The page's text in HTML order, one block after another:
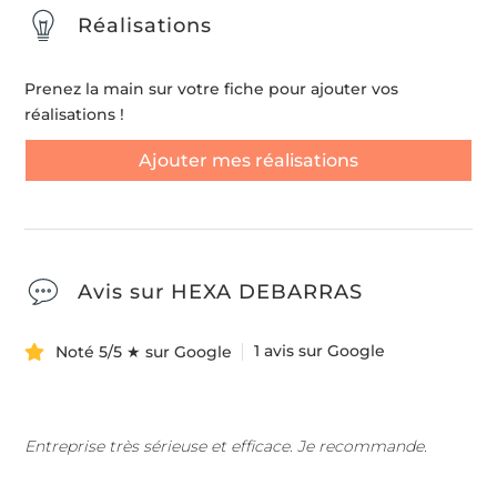
Réalisations
Prenez la main sur votre fiche pour ajouter vos
réalisations !
Ajouter mes réalisations
Avis sur HEXA DEBARRAS
Noté 5/5 ★ sur Google 1 avis sur Google
Entreprise très sérieuse et efficace. Je recommande.